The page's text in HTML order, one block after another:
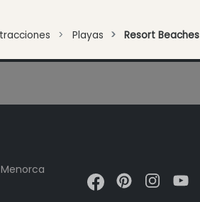
Playas Resort Beaches